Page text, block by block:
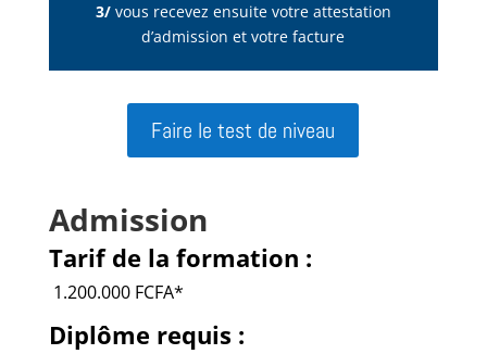
3/vous recevez ensuite votre attestation
d’admission et votre facture
Faire le test de niveau
Admission
Tarif de la formation :
1.200.000 FCFA*
Diplôme requis :